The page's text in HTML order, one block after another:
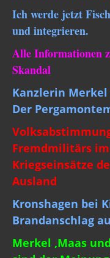
Ich werde jetzt
und integrieren.
Alle Informationen
Skandal
Kanzlerin Merkel
Der
Fremdmilitärs
Kriegseinsätze
Ausland
Kronshagen bei
Brandanschlag
Merkel ,Maas